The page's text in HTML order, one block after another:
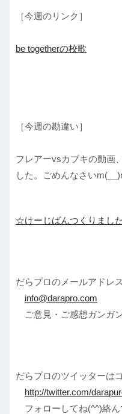
［今週のリンク］
be togetherの校歌
［今週の勘違い］
フレアーvsカブキの動画
した。ごめんなさい
☆けーじばんつくりまし
だらプロのメールアドレ
info@darapro.com
ご意見・ご感想ガンガ
だらプロのツイッターは
http://twitter.com/
フォローしてね(^^)絡ん